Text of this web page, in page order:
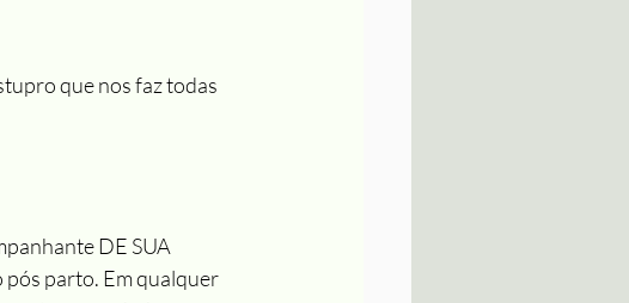
que nos faz todas
DE SUA
pós parto. Em qualquer